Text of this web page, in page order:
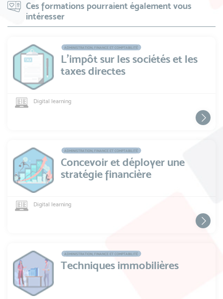
Ces formations pourraient également vous
intéresser
ADMINISTRATION, FINANCE ET COMPTABILITÉ
L'impôt sur les sociétés et les
taxes directes
Digital learning
ADMINISTRATION, FINANCE ET COMPTABILITÉ
Concevoir et déployer une
stratégie financière
Digital learning
ADMINISTRATION, FINANCE ET COMPTABILITÉ
Techniques immobilières